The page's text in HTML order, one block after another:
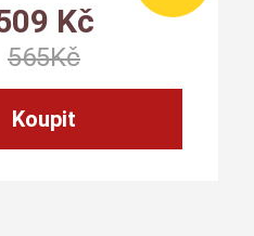
Kč
565Kč